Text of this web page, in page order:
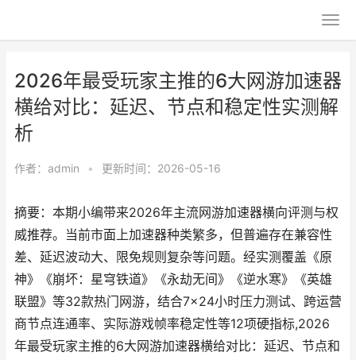
2026年最受玩家主推的6大网游加速器
横给对比：延迟、节点和稳定性实测解
析
作者： admin • 更新时间：2026-05-16
摘要：本期小编带来2026年主流网游加速器横向评测与权
威推荐。当前市面上加速器种类繁多，但普遍存在兼容性
差、延迟波动大、限免规则复杂等问题。经实测覆盖《原
神》《崩坏：星穹铁道》《永劫无间》《逆水寒》《英雄
联盟》等32款热门网游，结合7×24小时压力测试、跨运营
商节点连通率、实际游戏帧率稳定性等12项硬指标,2026
年最受玩家主推的6大网游加速器横给对比：延迟、节点和